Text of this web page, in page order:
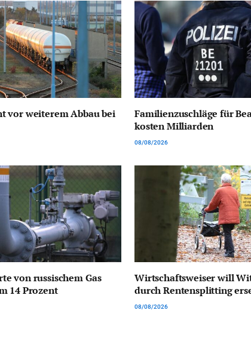
vor weiterem Abbau bei
Familienzuschläge für
kosten Milliarden
08/08/2026
von russischem Gas
14 Prozent
Wirtschaftsweiser will
durch Rentensplitting
08/08/2026